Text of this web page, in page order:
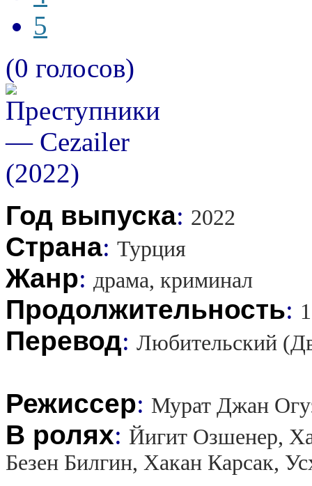
5
(0 голосов)
Год выпуска: 2022
Страна: Турция
Жанр: драма, криминал
Продолжительность:
Перевод: Любительский
Режиссер: Мурат Джан
В ролях: Йигит Озшенер,
Безен Билгин, Хакан Карсак,